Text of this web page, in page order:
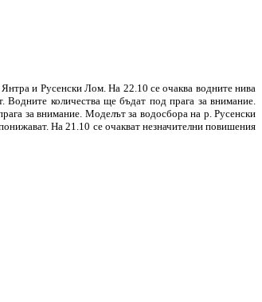
и Русенски Лом. На 22.10 се очаква водните нива
количества ще бъдат под прага за внимание.
за внимание. Моделът за водосбора на р. Русенски
На 21.10 се очакват незначителни повишения